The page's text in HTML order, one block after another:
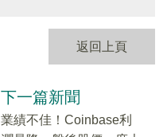
返回上頁
下一篇新聞
業績不佳！Coinbase利